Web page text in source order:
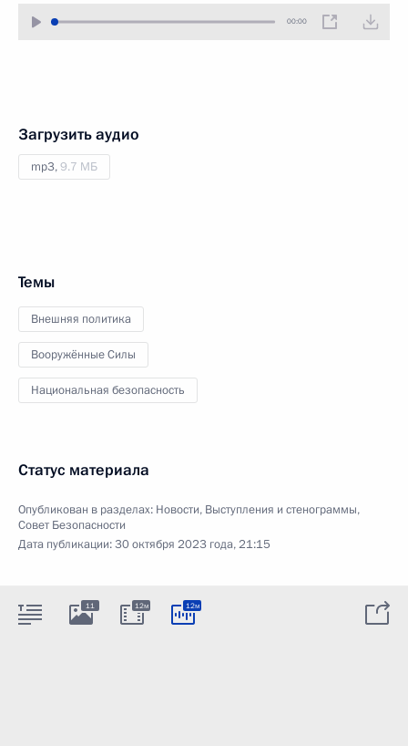
00:00
Загрузить аудио
mp3,9.7 МБ
Темы
Внешняя политика
Вооружённые Силы
Национальная безопасность
Статус материала
Опубликован в разделах: Новости, Выступления и стенограммы,
Совет Безопасности
Дата публикации:30 октября 2023 года, 21:15
11 12м 12м